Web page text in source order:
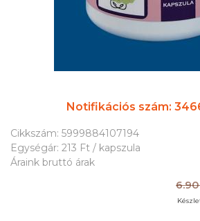
Notifikációs szám:
Cikkszám: 5999884107194
Egységár: 213 Ft / kapszula
Áraink bruttó árak